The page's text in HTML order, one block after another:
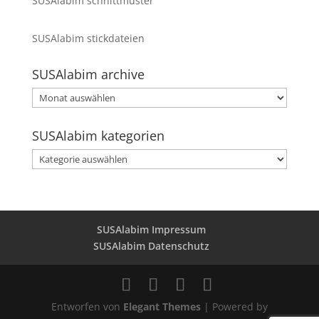
SUSAlabim stickdateien
SUSAlabim archive
SUSAlabim
archive
SUSAlabim kategorien
SUSAlabim
kategorien
SUSAlabim Impressum
SUSAlabim Datenschutz
Entworfen von Elegant Themes| Powered by